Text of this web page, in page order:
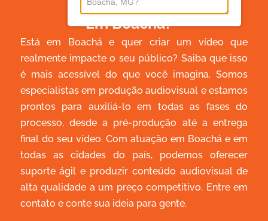
Em Boachá?
Está em Boachá e quer criar um vídeo que
realmente impacte o seu público? Saiba que isso
é mais acessível do que você imagina. Somos
especialistas em produção audiovisual e estamos
prontos para auxiliá-lo em todas as fases do
processo, desde a pré-produção até a entrega
final do seu vídeo. Com atuação em Boachá e em
todas as cidades do país, podemos oferecer
suporte ágil e produzir conteúdo audiovisual de
alta qualidade a um preço competitivo. Entre em
contato e conte sua ideia para gente.